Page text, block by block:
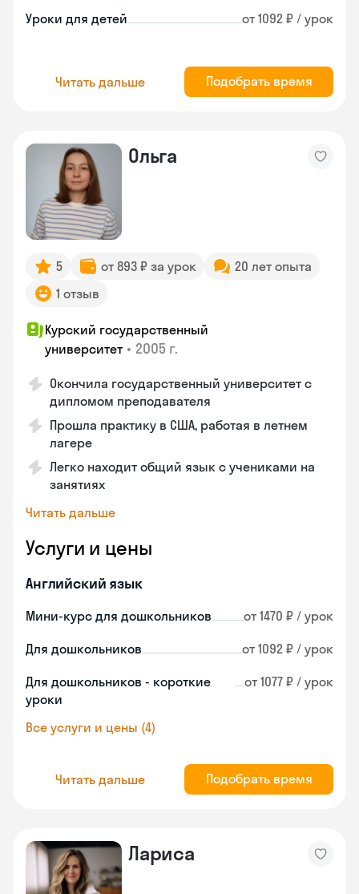
Уроки для детей от 1092 ₽ / урок
Читать дальше Подобрать время
Ольга
5 от 893 ₽ за урок
20 лет опыта
1 отзыв
Курский государственный
университет • 2005 г.
Окончила государственный университет с
дипломом преподавателя
Прошла практику в США, работая в летнем
лагере
Легко находит общий язык с учениками на
занятиях
Читать дальше
Услуги и цены
Английский язык
Мини-курс для дошкольников от 1470 ₽ / урок
Для дошкольников от 1092 ₽ / урок
Для дошкольников - короткие
уроки
от 1077 ₽ / урок
Все услуги и цены (4)
Читать дальше Подобрать время
Лариса